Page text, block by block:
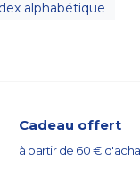
alphabétique
Cadeau offert
à partir de 60 €